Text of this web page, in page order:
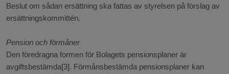
Beslut om sådan ersättning ska fattas av styrelsen på förslag av
ersättningskommittén.
Pension och förmåner
Den föredragna formen för Bolagets pensionsplaner är
avgiftsbestämda[3]. Förmånsbestämda pensionsplaner kan